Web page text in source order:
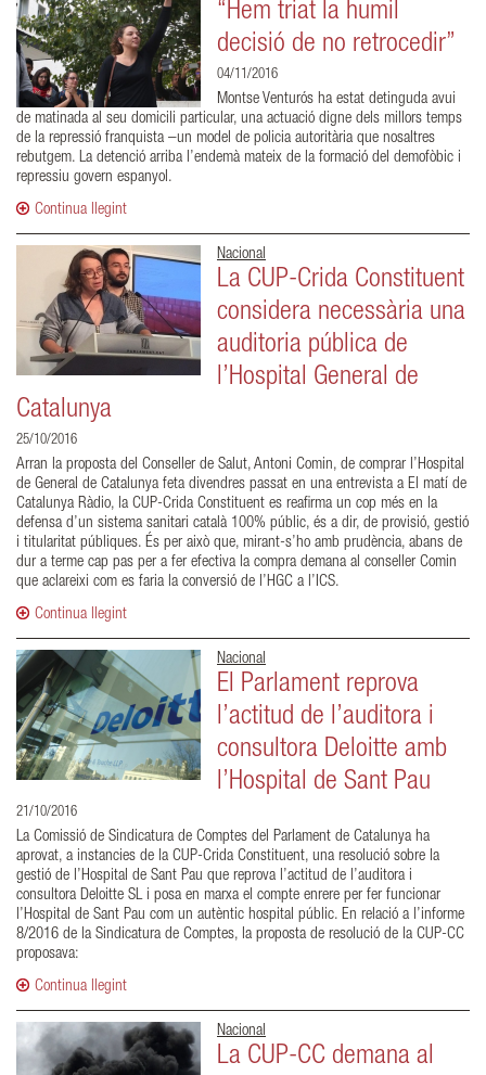
“Hem triat la humil
decisió de no retrocedir”
04/11/2016
Montse Venturós ha estat detinguda avui
de matinada al seu domicili particular, una actuació digne dels millors temps
de la repressió franquista –un model de policia autoritària que nosaltres
rebutgem. La detenció arriba l’endemà mateix de la formació del demofòbic i
repressiu govern espanyol.
Continua llegint
Nacional
La CUP-Crida Constituent
considera necessària una
auditoria pública de
l’Hospital General de
Catalunya
25/10/2016
Arran la proposta del Conseller de Salut, Antoni Comin, de comprar l’Hospital
de General de Catalunya feta divendres passat en una entrevista a El matí de
Catalunya Ràdio, la CUP-Crida Constituent es reafirma un cop més en la
defensa d’un sistema sanitari català 100% públic, és a dir, de provisió, gestió
i titularitat públiques. És per això que, mirant-s’ho amb prudència, abans de
dur a terme cap pas per a fer efectiva la compra demana al conseller Comin
que aclareixi com es faria la conversió de l’HGC a l’ICS.
Continua llegint
Nacional
El Parlament reprova
l’actitud de l’auditora i
consultora Deloitte amb
l’Hospital de Sant Pau
21/10/2016
La Comissió de Sindicatura de Comptes del Parlament de Catalunya ha
aprovat, a instancies de la CUP-Crida Constituent, una resolució sobre la
gestió de l’Hospital de Sant Pau que reprova l’actitud de l’auditora i
consultora Deloitte SL i posa en marxa el compte enrere per fer funcionar
l’Hospital de Sant Pau com un autèntic hospital públic. En relació a l’informe
8/2016 de la Sindicatura de Comptes, la proposta de resolució de la CUP-CC
proposava:
Continua llegint
Nacional
La CUP-CC demana al